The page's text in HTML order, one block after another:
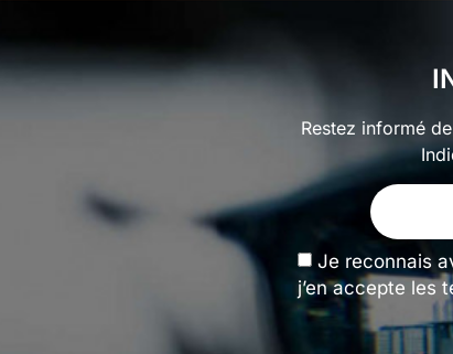
Restez informé
Je reconnais
j’en accepte les